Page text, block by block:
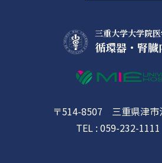
三重大学大学院
循環器・腎臓
〒514-8507 三重県津市
TEL : 059-232-1111